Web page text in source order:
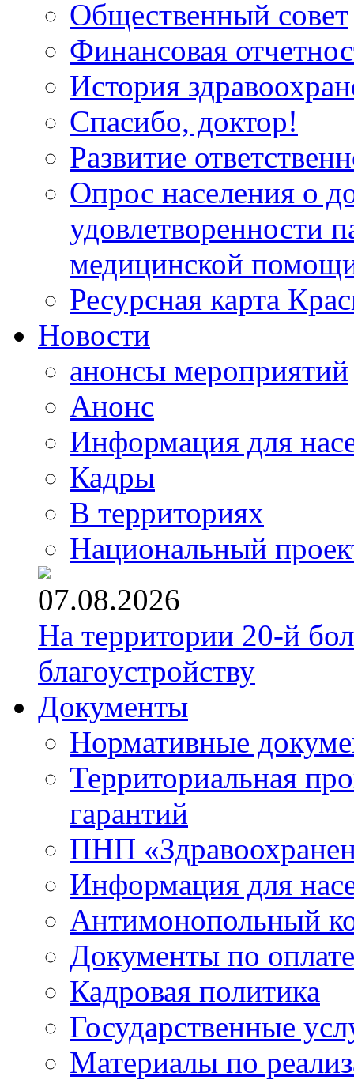
Общественный совет
Финансовая
История
Спасибо, доктор!
Развитие
Опрос населения о
удовлетворенности
медицинской
Ресурсная карта
Новости
анонсы мероприятий
Анонс
Информация для
Кадры
В территориях
Национальный
07.08.2026
На территории 20-й
благоустройству
Документы
Нормативные
Территориальная
гарантий
ПНП
Информация для
Антимонопольный
Документы по
Кадровая политика
Государственные
Материалы по